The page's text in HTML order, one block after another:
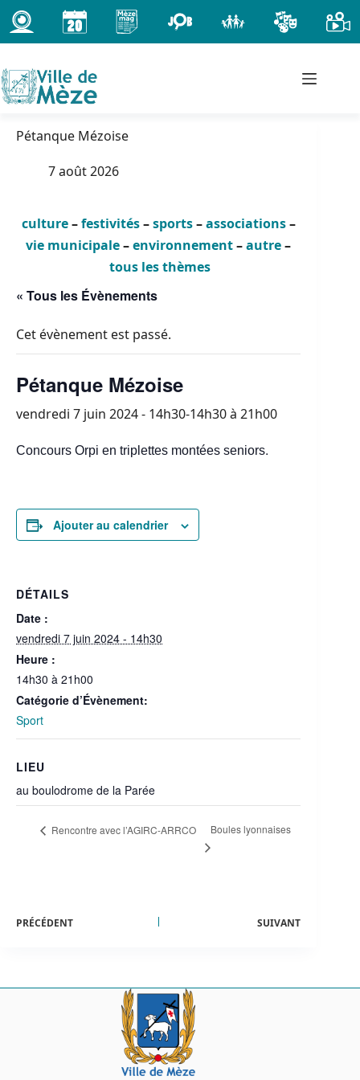
Passer
au
contenu
Pétanque Mézoise
7 août 2026
culture–festivités–sports–associations–
vie municipale–environnement–autre–
tous les thèmes
« Tous les Évènements
Cet évènement est passé.
Pétanque Mézoise
vendredi 7 juin 2024 - 14h30-14h30à 21h00
Concours Orpi en triplettes montées seniors.
Ajouter au calendrier
DÉTAILS
Date :
vendredi 7 juin 2024 - 14h30
Heure :
14h30 à 21h00
Catégorie d’Évènement:
Sport
LIEU
au boulodrome de la Parée
Rencontre avec l’AGIRC-ARRCO Boules lyonnaises
PRÉCÉDENT SUIVANT